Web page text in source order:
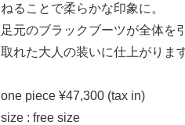
ねることで柔らかな印象に。
足元のブラックブーツが全体を
取れた大人の装いに仕上がります
one piece ¥47,300 (tax in)
size : free size